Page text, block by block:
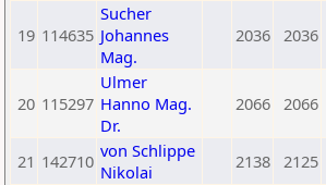
19 114635
Sucher
Johannes
Mag.
2036 2036
20 115297
Ulmer
Hanno Mag.
Dr.
2066 2066
21 142710 von Schlippe
Nikolai
2138 2125